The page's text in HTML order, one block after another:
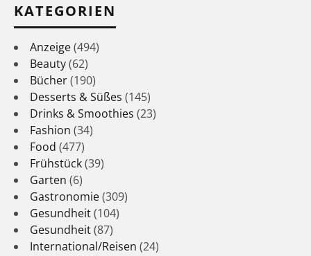
KATEGORIEN
Anzeige(494)
Beauty(62)
Bücher(190)
Desserts & Süßes (145)
Drinks & Smoothies (23)
Fashion (34)
Food (477)
Frühstück(39)
Garten (6)
Gastronomie(309)
Gesundheit(104)
Gesundheit(87)
International/Reisen (24)